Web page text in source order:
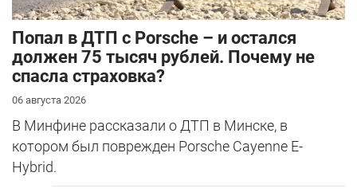
​Попал в ДТП с Porsche – и остался
должен 75 тысяч рублей. Почему не
спасла страховка?
06 августа 2026
В Минфине рассказали о ДТП в Минске, в
котором был поврежден Porsche Cayenne E-
Hybrid.